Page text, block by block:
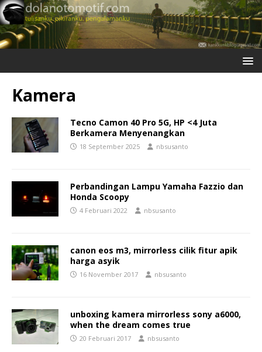
Kamera
Tecno Camon 40 Pro 5G, HP <4 Juta
Berkamera Menyenangkan
18 September 2025 nbsusanto
Perbandingan Lampu Yamaha Fazzio dan
Honda Scoopy
4 Februari 2022 nbsusanto
canon eos m3, mirrorless cilik fitur apik
harga asyik
16 November 2017 nbsusanto
unboxing kamera mirrorless sony a6000,
when the dream comes true
20 Februari 2017 nbsusanto